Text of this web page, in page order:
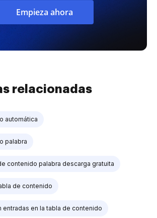
Empieza ahora
relacionadas
automática
palabra
contenido palabra descarga gratuita
de contenido
entradas en la tabla de contenido